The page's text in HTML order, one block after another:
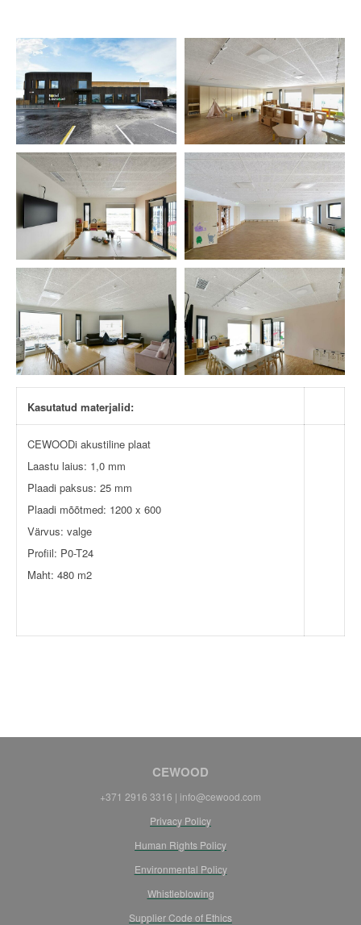
Kasutatud materjalid:
CEWOODi akustiline plaat
Laastu laius: 1,0 mm
Plaadi paksus: 25 mm
Plaadi mõõtmed: 1200 x 600
Värvus: valge
Profiil: P0-T24
Maht: 480 m2
CEWOOD
+371 2916 3316 | info@cewood.com
Privacy Policy
Human Rights Policy
Environmental Policy
Whistleblowing
Supplier Code of Ethics